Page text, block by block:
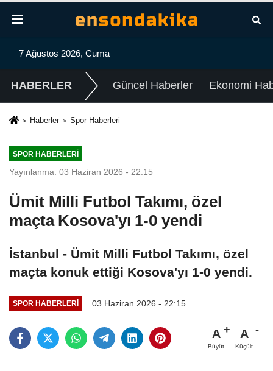
7 Ağustos 2026, Cuma
HABERLER Güncel Haberler Ekonomi
Haberler Spor Haberleri
SPOR HABERLERI
Yayınlanma: 03 Haziran 2026 - 22:15
Ümit Milli Futbol Takımı, özel
maçta Kosova'yı 1-0 yendi
İstanbul - Ümit Milli Futbol Takımı, özel
maçta konuk ettiği Kosova'yı 1-0 yendi.
SPOR HABERLERI 03 Haziran 2026 - 22:15
A
Büyüt
A
Küçült